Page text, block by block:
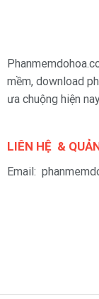
mềm, download
ưa chuộng hiện
LIÊN HỆ &
Email: